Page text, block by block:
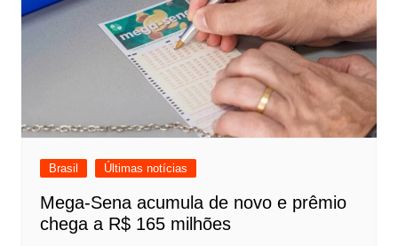
Brasil Últimas notícias
Mega-Sena acumula de novo e prêmio
chega a R$ 165 milhões